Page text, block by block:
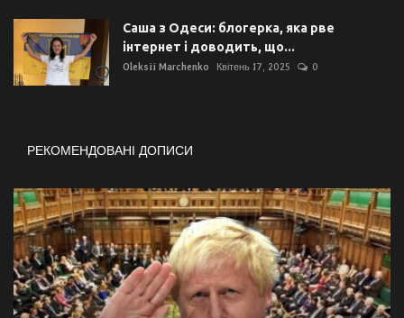
Саша з Одеси: блогерка, яка рве
інтернет і доводить, що...
Oleksii Marchenko Квітень 17, 2025 0
РЕКОМЕНДОВАНІ ДОПИСИ